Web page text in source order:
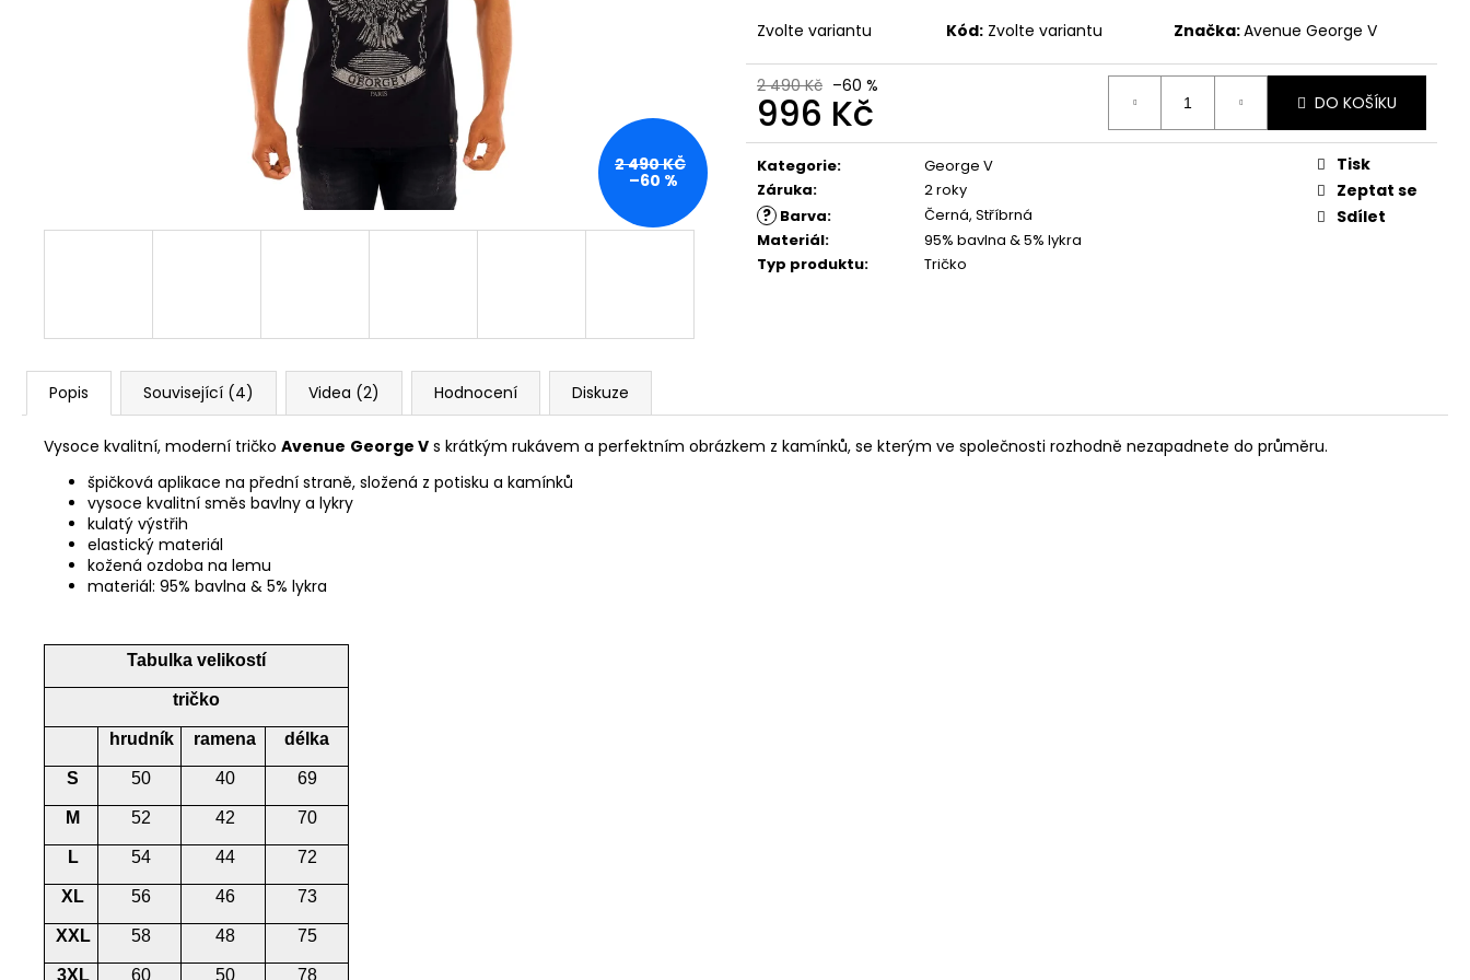
Zvolte variantu Kód: Zvolte variantu Značka:Avenue George V
2 490 Kč –60 %
996 Kč
Měrná
cena:
DO KOŠÍKU
Kategorie:
George V
Záruka: 2 roky
? Barva:
Černá, Stříbrná
Materiál:
95% bavlna & 5% lykra
Typ produktu: Tričko
Tisk
Zeptat se
Sdílet
2 490 KČ
–60 %
Popis Související (4) Videa (2) Hodnocení Diskuze
Vysoce kvalitní, moderní tričko Avenue George V s krátkým rukávem a perfektním obrázkem z kamínků, se kterým ve společnosti rozhodně nezapadnete do průměru.
špičková aplikace na přední straně, složená z potisku a kamínků
vysoce kvalitní směs bavlny a lykry
kulatý výstřih
elastický materiál
kožená ozdoba na lemu
materiál: 95% bavlna & 5% lykra
Tabulka velikostí
tričko
hrudník ramena délka
S 50 40 69
M 52 42 70
L 54 44 72
XL 56 46 73
XXL 58 48 75
3XL 60 50 78
667,50 Kč
Původně:
667,50 Kč